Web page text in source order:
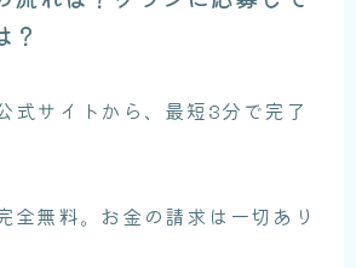
？
式サイトから、最短3分で完了
全無料。お金の請求は一切あり